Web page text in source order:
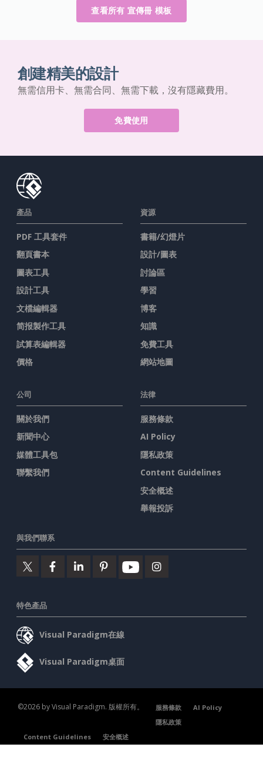
查看所有 宣傳冊 模板
創建精美的設計
無需信用卡、無需合同、無需下載，沒有隱藏費用。
免費使用
產品
PDF 工具套件
翻頁書本
圖表工具
設計工具
文檔編輯器
简报製作工具
試算表編輯器
價格
資源
書籍/幻燈片
設計/圖表
討論區
學習
博客
知識
免費工具
網站地圖
公司
關於我們
新聞中心
媒體工具包
聯繫我們
法律
服務條款
AI Policy
隱私政策
Content Guidelines
安全概述
舉報投訴
與我們聯系
特色產品
Visual Paradigm在線
Visual Paradigm桌面
©2026 by Visual Paradigm. 版權所有。 服務條款
AI Policy
隱私政策
Content Guidelines
安全概述